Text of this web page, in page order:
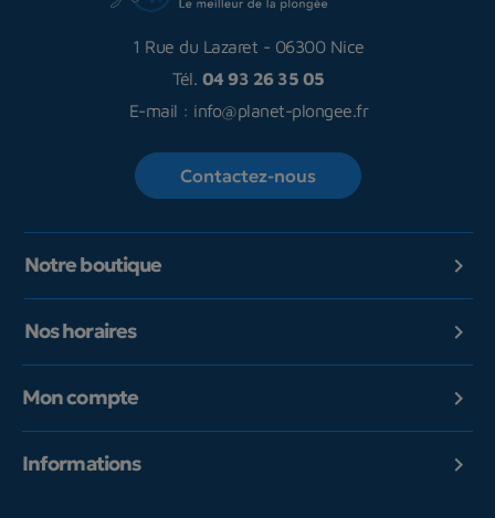
1 Rue du Lazaret - 06300 Nice
Tél. 04 93 26 35 05
E-mail : info@planet-plongee.fr
Contactez-nous
Notre boutique 
Nos horaires 
Mon compte 
Informations 